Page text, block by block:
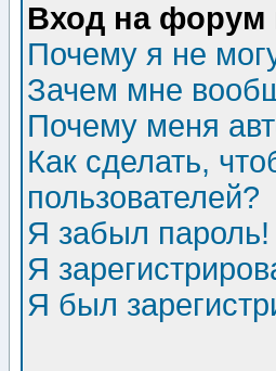
Вход на форум
Почему я не
Зачем мне
Почему меня
Как сделать,
пользователей?
Я забыл пароль!
Я
Я был